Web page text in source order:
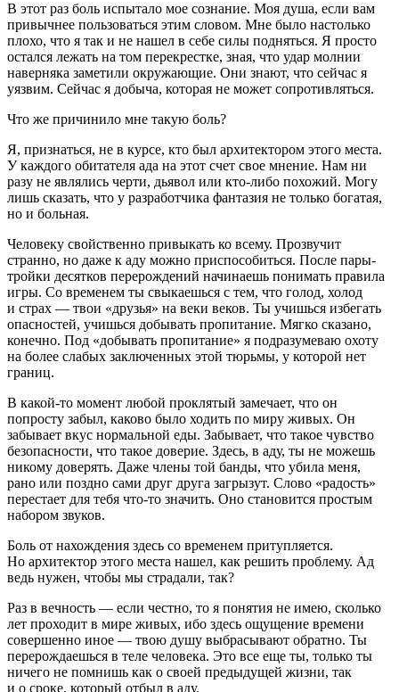
В этот раз боль испытало мое сознание. Моя душа, если вам
привычнее пользоваться этим словом. Мне было настолько
плохо, что я так и не нашел в себе силы подняться. Я просто
остался лежать на том перекрестке, зная, что удар молнии
наверняка заметили окружающие. Они знают, что сейчас я
уязвим. Сейчас я добыча, которая не может сопротивляться.
Что же причинило мне такую боль?
Я, признаться, не в курсе, кто был архитектором этого места.
У каждого обитателя ада на этот счет свое мнение. Нам ни
разу не являлись черти, дьявол или кто-либо похожий. Могу
лишь сказать, что у разработчика фантазия не только богатая,
но и больная.
Человеку свойственно привыкать ко всему. Прозвучит
странно, но даже к аду можно приспособиться. После пары-
тройки десятков перерождений начинаешь понимать правила
игры. Со временем ты свыкаешься с тем, что голод, холод
и страх — твои «друзья» на веки веков. Ты учишься избегать
опасностей, учишься добывать пропитание. Мягко сказано,
конечно. Под «добывать пропитание» я подразумеваю охоту
на более слабых заключенных этой тюрьмы, у которой нет
границ.
В какой-то момент любой проклятый замечает, что он
попросту забыл, каково было ходить по миру живых. Он
забывает вкус нормальной еды. Забывает, что такое чувство
безопасности, что такое доверие. Здесь, в аду, ты не можешь
никому доверять. Даже члены той банды, что убила меня,
рано или поздно сами друг друга загрызут. Слово «радость»
перестает для тебя что-то значить. Оно становится простым
набором звуков.
Боль от нахождения здесь со временем притупляется.
Но архитектор этого места нашел, как решить проблему. Ад
ведь нужен, чтобы мы страдали, так?
Раз в вечность — если честно, то я понятия не имею, сколько
лет проходит в мире живых, ибо здесь ощущение времени
совершенно иное — твою душу выбрасывают обратно. Ты
перерождаешься в теле человека. Это все еще ты, только ты
ничего не помнишь как о своей предыдущей жизни, так
и о сроке, который отбыл в аду.